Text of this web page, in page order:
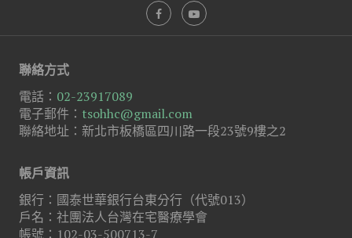
聯絡方式
電話： 02-23917089
電子郵件： tsohhc@gmail.com
聯絡地址：新北市板橋區四川路一段23號9樓之2
帳戶資訊
銀行：國泰世華銀行台東分行（代號013）
戶名：社團法人台灣在宅醫療學會
帳號：102-03-500713-7